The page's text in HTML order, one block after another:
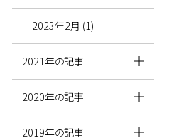
2023年2月 (1)
2021年の記事
2020年の記事
2019年の記事